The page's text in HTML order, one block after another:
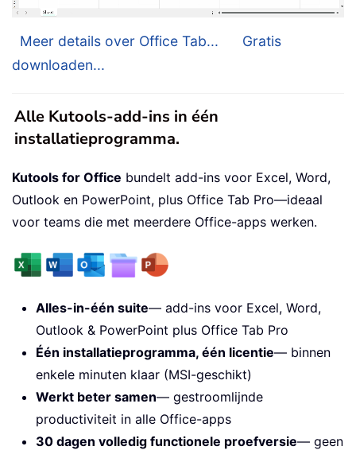
Meer details over Office Tab...
Gratis
downloaden...
Alle Kutools-add-ins in één
installatieprogramma.
Kutools for Office bundelt add-ins voor Excel, Word,
Outlook en PowerPoint, plus Office Tab Pro—ideaal
voor teams die met meerdere Office-apps werken.
Alles-in-één suite— add-ins voor Excel, Word,
Outlook & PowerPoint plus Office Tab Pro
Één installatieprogramma, één licentie— binnen
enkele minuten klaar (MSI-geschikt)
Werkt beter samen— gestroomlijnde
productiviteit in alle Office-apps
30 dagen volledig functionele proefversie— geen